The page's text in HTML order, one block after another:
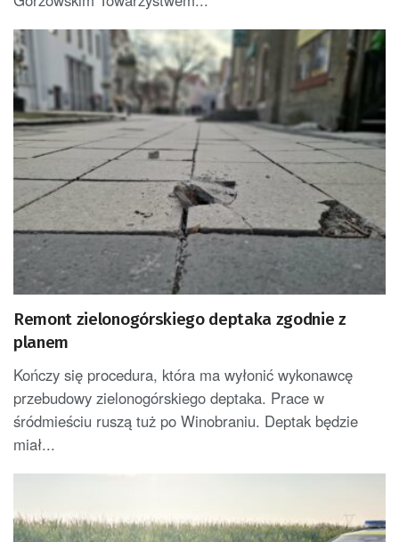
Remont zielonogórskiego deptaka zgodnie z
planem
Kończy się procedura, która ma wyłonić wykonawcę
przebudowy zielonogórskiego deptaka. Prace w
śródmieściu ruszą tuż po Winobraniu. Deptak będzie
miał...